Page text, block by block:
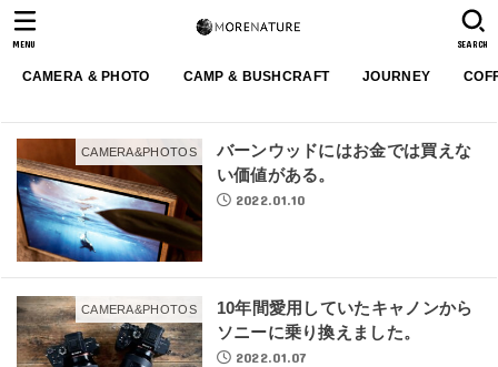
CAMERA & PHOTO CAMP & BUSHCRAFT JOURNEY
SEARCH
MENU
CAMERA&PHOTOS
バーンウッドにはお金では買えな
い価値がある。
2022.01.10
CAMERA&PHOTOS
10年間愛用していたキャノンから
ソニーに乗り換えました。
2022.01.07